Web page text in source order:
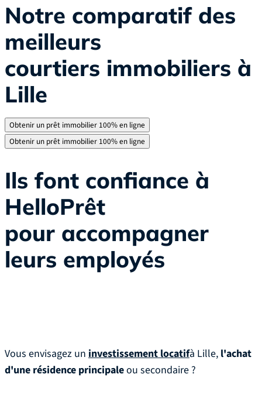
Notre comparatif des
meilleurs
courtiers immobiliers à
Lille
Obtenir un prêt immobilier 100% en ligne
Obtenir un prêt immobilier 100% en ligne
Ils font confiance à
HelloPrêt
pour accompagner
leurs employés
Vous envisagez un investissement locatifà Lille, l'achat
d'une résidence principaleou secondaire ?